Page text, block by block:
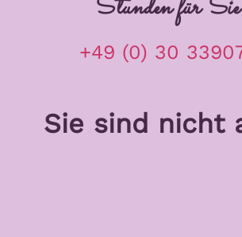
Stunden für
+49 (0) 30
Sie sind nicht